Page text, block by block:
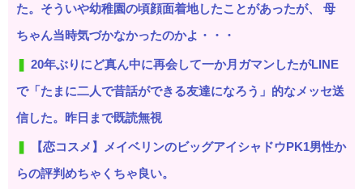
た。そういや幼稚園の頃顔面着地したことがあったが、 母
ちゃん当時気づかなかったのかよ・・・
20年ぶりにど真ん中に再会して一か月ガマンしたがLINE
で「たまに二人で昔話ができる友達になろう」的なメッセ送
信した。昨日まで既読無視
【恋コスメ】メイベリンのビッグアイシャドウPK1男性か
らの評判めちゃくちゃ良い。